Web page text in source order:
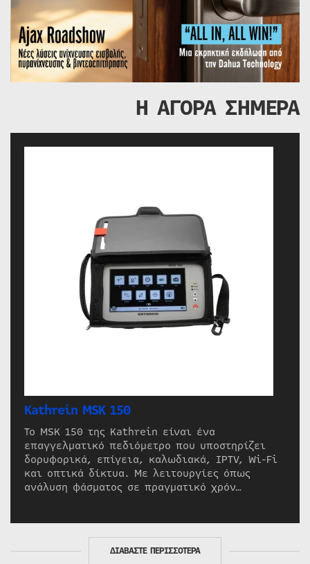
Η ΑΓΟΡΑ ΣΗΜΕΡΑ
Kathrein MSK 150
Το MSK 150 της Kathrein είναι ένα
επαγγελματικό πεδιόμετρο που υποστηρίζει
δορυφορικά, επίγεια, καλωδιακά, IPTV, Wi-Fi
και οπτικά δίκτυα. Με λειτουργίες όπως
ανάλυση φάσματος σε πραγματικό χρόν…
ΔΙΑΒΑΣΤΕ ΠΕΡΙΣΣΟΤΕΡΑ